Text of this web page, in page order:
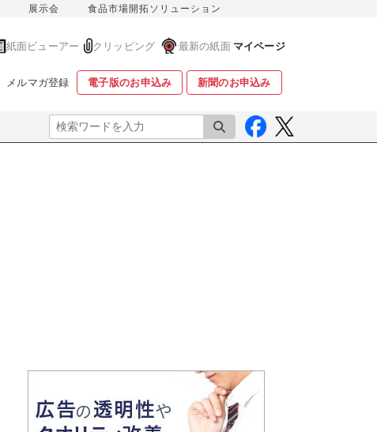
展示会 食品市場開拓ソリューション
紙面ビューアー クリッピング 最新の紙面 マイページ
メルマガ登録 電子版のお申込み 新聞のお申込み
検索